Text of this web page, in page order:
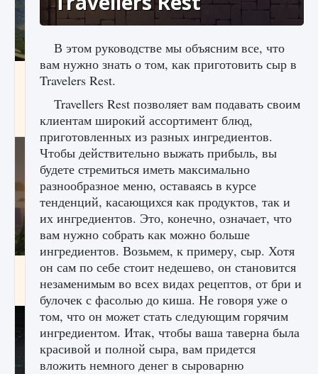
Как исправить ошибку Palworld «Идет
сохранение мира — Невозможно начать
сохранение данных мира»
9 августа 2024 2 511 0 0
Как заработать медали лиги Clash of Clans
9 августа 2024 2 599 0 1
В этом руководстве мы объясним все, что
вам нужно знать о том, как приготовить сыр в
Travelers Rest.
Travellers Rest позволяет вам подавать своим
клиентам широкий ассортимент блюд,
приготовленных из разных ингредиентов.
Чтобы действительно выжать прибыль, вы
будете стремиться иметь максимально
разнообразное меню, оставаясь в курсе
тенденций, касающихся как продуктов, так и
их ингредиентов. Это, конечно, означает, что
вам нужно собрать как можно больше
ингредиентов. Возьмем, к примеру, сыр. Хотя
он сам по себе стоит недешево, он становится
незаменимым во всех видах рецептов, от бри и
булочек с фасолью до киша. Не говоря уже о
том, что он может стать следующим горячим
ингредиентом. Итак, чтобы ваша таверна была
красивой и полной сыра, вам придется
вложить немного денег в сыроварню